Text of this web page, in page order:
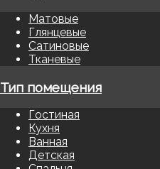
Матовые
Глянцевые
Сатиновые
Тканевые
Тип помещения
Гостиная
Кухня
Ванная
Детская